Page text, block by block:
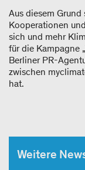
Aus diesem
Kooperationen
sich und mehr
für die Kampagne
Berliner PR-
zwischen
hat.
Weitere